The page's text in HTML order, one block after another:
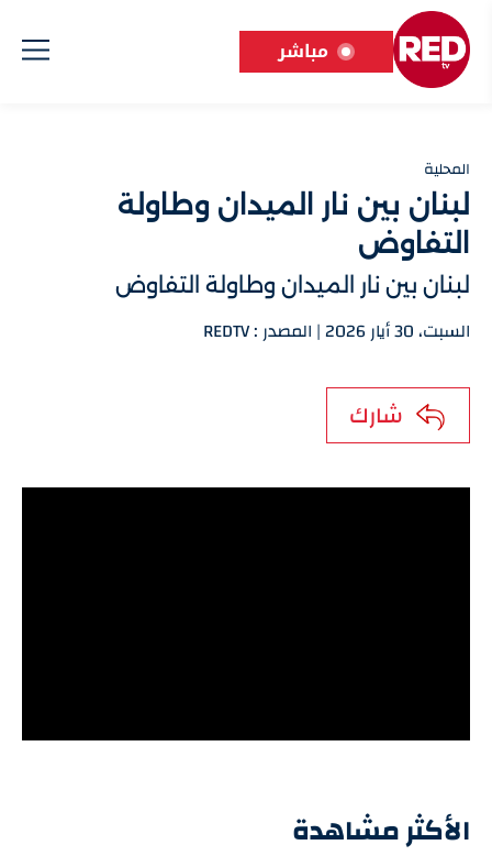
مباشر
المحلية
لبنان بين نار الميدان وطاولة
التفاوض
لبنان بين نار الميدان وطاولة التفاوض
السبت، 30 أيار 2026 | المصدر : REDTV
شارك
الأكثر مشاهدة